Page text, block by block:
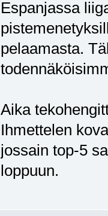
Espanjassa
pelaamasta.
Aika
Ihmettelen
jossain top-5
loppuun.